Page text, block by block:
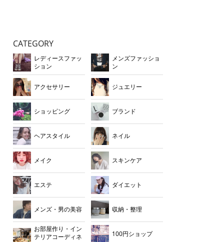
CATEGORY
レディースファッ
ション
メンズファッショ
ン
アクセサリー ジュエリー
ショッピング ブランド
ヘアスタイル ネイル
メイク スキンケア
エステ ダイエット
メンズ・男の美容 収納・整理
お部屋作り・イン
テリアコーディネ
100円ショップ